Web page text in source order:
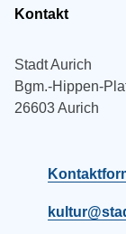
Kontakt
Stadt Aurich
Bgm.-Hippen-
26603 Aurich